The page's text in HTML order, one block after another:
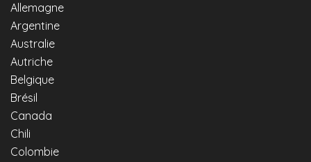
Allemagne
Argentine
Australie
Autriche
Belgique
Brésil
Canada
Chili
Colombie